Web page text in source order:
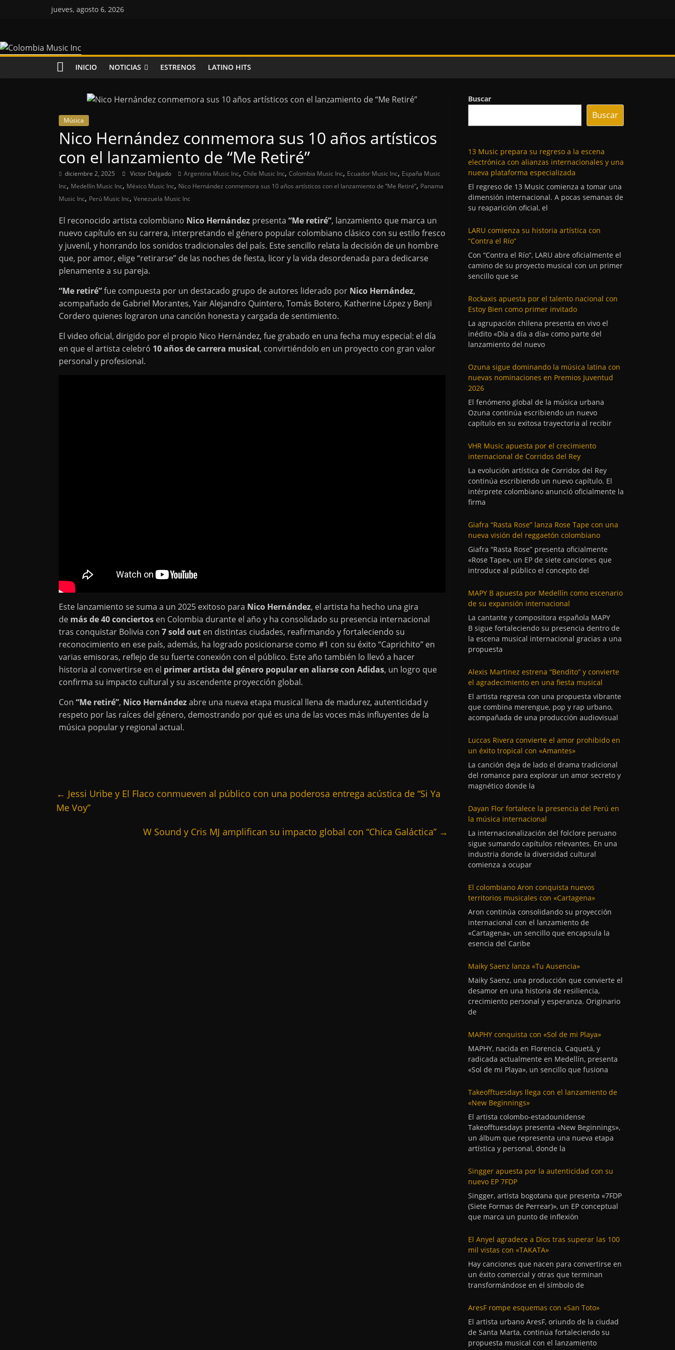
jueves, agosto 6, 2026
Colombia
Music
Colombia
Music
Inc
INICIO NOTICIAS ESTRENOS LATINO HITS
Música
Nico Hernández conmemora sus 10 años artísticos
con el lanzamiento de “Me Retiré”
diciembre 2, 2025 Victor Delgado Argentina Music Inc, Chile Music Inc, Colombia Music Inc, Ecuador Music Inc, España Music
Inc, Medellín Music Inc, México Music Inc, Nico Hernández conmemora sus 10 años artísticos con el lanzamiento de “Me Retiré”, Panama
Music Inc, Perú Music Inc, Venezuela Music Inc
El reconocido artista colombiano Nico Hernández presenta “Me retiré”, lanzamiento que marca un
nuevo capítulo en su carrera, interpretando el género popular colombiano clásico con su estilo fresco
y juvenil, y honrando los sonidos tradicionales del país. Este sencillo relata la decisión de un hombre
que, por amor, elige “retirarse” de las noches de fiesta, licor y la vida desordenada para dedicarse
plenamente a su pareja.
“Me retiré”fue compuesta por un destacado grupo de autores liderado por Nico Hernández,
acompañado de Gabriel Morantes, Yair Alejandro Quintero, Tomás Botero, Katherine López y Benji
Cordero quienes lograron una canción honesta y cargada de sentimiento.
El video oficial, dirigido por el propio Nico Hernández, fue grabado en una fecha muy especial: el día
en que el artista celebró 10 años de carrera musical, convirtiéndolo en un proyecto con gran valor
personal y profesional.
Este lanzamiento se suma a un 2025 exitoso para Nico Hernández, el artista ha hecho una gira
de más de 40 conciertos en Colombia durante el año y ha consolidado su presencia internacional
tras conquistar Bolivia con 7 sold out en distintas ciudades, reafirmando y fortaleciendo su
reconocimiento en ese país, además, ha logrado posicionarse como #1 con su éxito “Caprichito” en
varias emisoras, reflejo de su fuerte conexión con el público. Este año también lo llevó a hacer
historia al convertirse en el primer artista del género popular en aliarse con Adidas, un logro que
confirma su impacto cultural y su ascendente proyección global.
Con “Me retiré”, Nico Hernándezabre una nueva etapa musical llena de madurez, autenticidad y
respeto por las raíces del género, demostrando por qué es una de las voces más influyentes de la
música popular y regional actual.
← Jessi Uribe y El Flaco conmueven al público con una poderosa entrega acústica de “Si Ya
Me Voy”
W Sound y Cris MJ amplifican su impacto global con “Chica Galáctica” →
Buscar
Buscar
13 Music prepara su regreso a la escena
electrónica con alianzas internacionales y una
nueva plataforma especializada
El regreso de 13 Music comienza a tomar una
dimensión internacional. A pocas semanas de
su reaparición oficial, el
LARU comienza su historia artística con
“Contra el Río”
Con “Contra el Río”, LARU abre oficialmente el
camino de su proyecto musical con un primer
sencillo que se
Rockaxis apuesta por el talento nacional con
Estoy Bien como primer invitado
La agrupación chilena presenta en vivo el
inédito «Día a día a día» como parte del
lanzamiento del nuevo
Ozuna sigue dominando la música latina con
nuevas nominaciones en Premios Juventud
2026
El fenómeno global de la música urbana
Ozuna continúa escribiendo un nuevo
capítulo en su exitosa trayectoria al recibir
VHR Music apuesta por el crecimiento
internacional de Corridos del Rey
La evolución artística de Corridos del Rey
continúa escribiendo un nuevo capítulo. El
intérprete colombiano anunció oficialmente la
firma
Giafra “Rasta Rose” lanza Rose Tape con una
nueva visión del reggaetón colombiano
Giafra “Rasta Rose” presenta oficialmente
«Rose Tape», un EP de siete canciones que
introduce al público el concepto del
MAPY B apuesta por Medellín como escenario
de su expansión internacional
La cantante y compositora española MAPY
B sigue fortaleciendo su presencia dentro de
la escena musical internacional gracias a una
propuesta
Alexis Martinez estrena “Bendito” y convierte
el agradecimiento en una fiesta musical
El artista regresa con una propuesta vibrante
que combina merengue, pop y rap urbano,
acompañada de una producción audiovisual
Luccas Rivera convierte el amor prohibido en
un éxito tropical con «Amantes»
La canción deja de lado el drama tradicional
del romance para explorar un amor secreto y
magnético donde la
Dayan Flor fortalece la presencia del Perú en
la música internacional
La internacionalización del folclore peruano
sigue sumando capítulos relevantes. En una
industria donde la diversidad cultural
comienza a ocupar
El colombiano Aron conquista nuevos
territorios musicales con «Cartagena»
Aron continúa consolidando su proyección
internacional con el lanzamiento de
«Cartagena», un sencillo que encapsula la
esencia del Caribe
Maiky Saenz lanza «Tu Ausencia»
Maiky Saenz, una producción que convierte el
desamor en una historia de resiliencia,
crecimiento personal y esperanza. Originario
de
MAPHY conquista con «Sol de mi Playa»
MAPHY, nacida en Florencia, Caquetá, y
radicada actualmente en Medellín, presenta
«Sol de mi Playa», un sencillo que fusiona
Takeofftuesdays llega con el lanzamiento de
«New Beginnings»
El artista colombo-estadounidense
Takeofftuesdays presenta «New Beginnings»,
un álbum que representa una nueva etapa
artística y personal, donde la
Singger apuesta por la autenticidad con su
nuevo EP 7FDP
Singger, artista bogotana que presenta «7FDP
(Siete Formas de Perrear)», un EP conceptual
que marca un punto de inflexión
El Anyel agradece a Dios tras superar las 100
mil vistas con «TAKATA»
Hay canciones que nacen para convertirse en
un éxito comercial y otras que terminan
transformándose en el símbolo de
AresF rompe esquemas con «San Toto»
El artista urbano AresF, oriundo de la ciudad
de Santa Marta, continúa fortaleciendo su
propuesta musical con el lanzamiento